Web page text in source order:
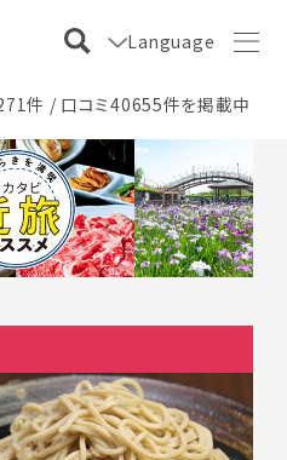
Language
件 / 口コミ40655件を掲載中